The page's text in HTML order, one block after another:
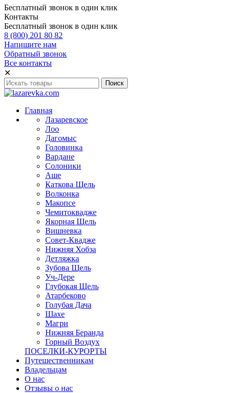
Бесплатный звонок в один клик
Контакты
Бесплатный звонок в один клик
8 (800) 201 80 82
Напишите нам
Обратный звонок
Все контакты
✕
Главная
Лазаревское
Лоо
Дагомыс
Головинка
Вардане
Солоники
Аше
Каткова Щель
Волконка
Макопсе
Чемитоквадже
Якорная Щель
Вишневка
Совет-Квадже
Нижняя Хобза
Детляжка
Зубова Щель
Уч-Дере
Глубокая Щель
Атарбеково
Голубая Дача
Шахе
Магри
Нижняя Беранда
Горный Воздух
ПОСЕЛКИ-КУРОРТЫ
Путешественникам
Владельцам
О нас
Отзывы о нас